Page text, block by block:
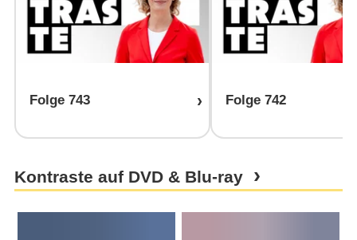
Folge 743 Folge 742
Kontraste auf DVD & Blu-ray